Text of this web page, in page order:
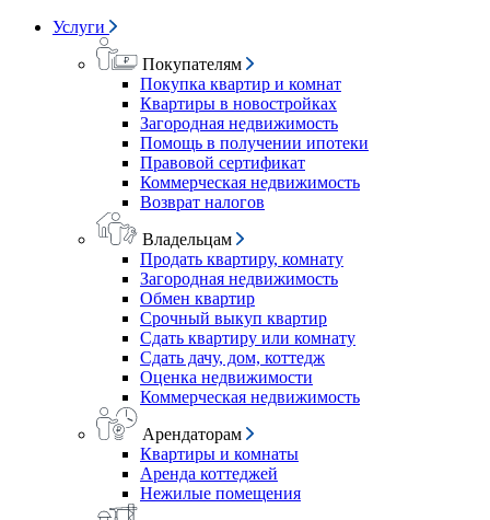
Услуги
Покупателям
Покупка квартир и комнат
Квартиры в новостройках
Загородная недвижимость
Помощь в получении ипотеки
Правовой сертификат
Коммерческая недвижимость
Возврат налогов
Владельцам
Продать квартиру, комнату
Загородная недвижимость
Обмен квартир
Срочный выкуп квартир
Сдать квартиру или комнату
Сдать дачу, дом, коттедж
Оценка недвижимости
Коммерческая недвижимость
Арендаторам
Квартиры и комнаты
Аренда коттеджей
Нежилые помещения